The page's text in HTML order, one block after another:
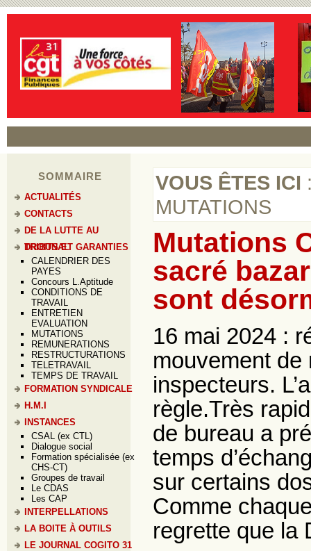
SOMMAIRE
ACTUALITÉS
CONTACTS
DE LA LUTTE AU
TRIBUNAL
DROITS ET GARANTIES
CALENDRIER DES
PAYES
Concours L.Aptitude
CONDITIONS DE
TRAVAIL
ENTRETIEN
EVALUATION
MUTATIONS
REMUNERATIONS
RESTRUCTURATIONS
TELETRAVAIL
TEMPS DE TRAVAIL
FORMATION SYNDICALE
H.M.I
INSTANCES
CSAL (ex CTL)
Dialogue social
Formation spécialisée (ex
CHS-CT)
Groupes de travail
Le CDAS
Les CAP
INTERPELLATIONS
LA BOITE À OUTILS
LE JOURNAL COGITO 31
VOUS ÊTES ICI
MUTATIONS
Mutations
sacré
sont
16 mai 2024 :
mouvement de
inspecteurs.
règle.Très
de bureau a
temps
sur certains
Comme
regrette que la